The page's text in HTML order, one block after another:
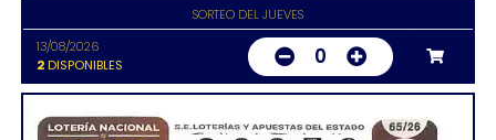
SORTEO DEL JUEVES
13/08/2026
2DISPONIBLES 0